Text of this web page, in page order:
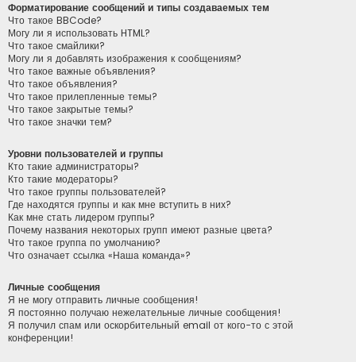
Форматирование сообщений и типы создаваемых тем
Что такое BBCode?
Могу ли я использовать HTML?
Что такое смайлики?
Могу ли я добавлять изображения к сообщениям?
Что такое важные объявления?
Что такое объявления?
Что такое прилепленные темы?
Что такое закрытые темы?
Что такое значки тем?
Уровни пользователей и группы
Кто такие администраторы?
Кто такие модераторы?
Что такое группы пользователей?
Где находятся группы и как мне вступить в них?
Как мне стать лидером группы?
Почему названия некоторых групп имеют разные цвета?
Что такое группа по умолчанию?
Что означает ссылка «Наша команда»?
Личные сообщения
Я не могу отправить личные сообщения!
Я постоянно получаю нежелательные личные сообщения!
Я получил спам или оскорбительный email от кого-то с этой
конференции!